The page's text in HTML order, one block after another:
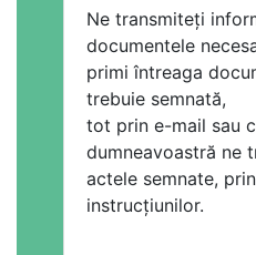
Ne transmiteți
documentele
primi întreaga
trebuie semnată,
tot prin e-mail sau
dumneavoastră ne
actele semnate,
instrucțiunilor.